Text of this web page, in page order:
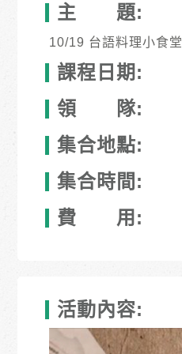
主 題:
10/19 台語料理小食堂
課程日期:
領 隊:
集合地點:
集合時間:
費 用:
活動內容: